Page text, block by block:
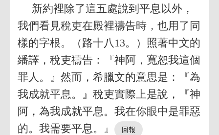
新約裡除了這五處說到平息以外，
我們看見稅吏在殿裡禱告時，也用了同
樣的字根。（路十八13。）照著中文的
繙譯，稅吏禱告：『神阿，寬恕我這個
罪人。』然而，希臘文的意思是：『為
我成就平息。』稅吏實際上是說，『神
阿，為我成就平息。我在你眼中是罪惡
的。我需要平息。』